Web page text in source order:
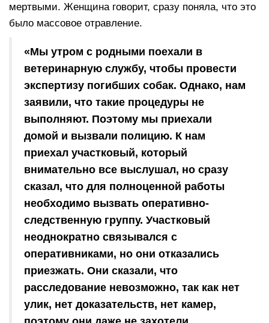
мертвыми. Женщина говорит, сразу поняла, что это
было массовое отравление.
«Мы утром с родными поехали в
ветеринарную службу, чтобы провести
экспертизу погибших собак. Однако, нам
заявили, что такие процедуры не
выполняют. Поэтому мы приехали
домой и вызвали полицию. К нам
приехал участковый, который
внимательно все выслушал, но сразу
сказал, что для полноценной работы
необходимо вызвать оперативно-
следственную группу. Участковый
неоднократно связывался с
оперативниками, но они отказались
приезжать. Они сказали, что
расследование невозможно, так как нет
улик, нет доказательств, нет камер,